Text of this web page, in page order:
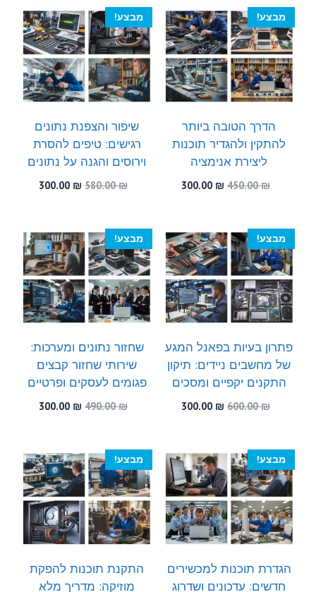
480.00 ₪.
300.00 ₪.
520.00 ₪.
300.00 ₪.
מבצע!
הדרך הטובה ביותר
להתקין ולהגדיר תוכנות
ליצירת אנימציה
450.00₪
המחיר
450.00 ₪.
300.00 ₪
300.00 ₪.
מבצע!
שיפור והצפנת נתונים
רגישים: טיפים להסרת
וירוסים והגנה על נתונים
580.00₪
המחיר
300.00 ₪
המחיר
מבצע!
פתרון בעיות בפאנל המגע
של מחשבים ניידים: תיקון
התקנים יקפיים ומסכים
600.00₪
המחיר
600.00 ₪.
300.00 ₪
300.00 ₪.
מבצע!
שחזור נתונים ומערכות:
שירותי שחזור קבצים
פגומים לעסקים ופרטיים
490.00₪
המחיר
490.00 ₪.
300.00 ₪
המחיר
300.00 ₪.
מבצע!
הגדרת תוכנות למכשירים
חדשים: עדכונים ושדרוג
מבצע!
התקנת תוכנות להפקת
מוזיקה: מדריך מלא